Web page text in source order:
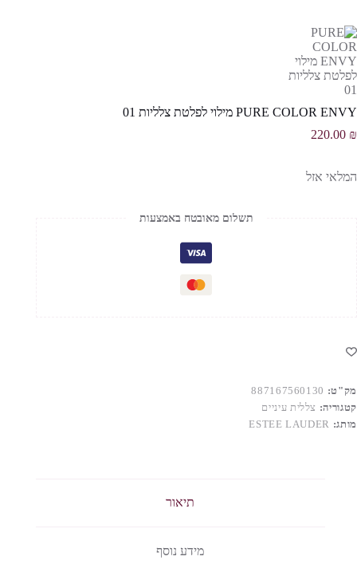
PURE COLOR ENVY מילוי לפלטת צלליות 01
220.00 ₪
המלאי אזל
תשלום מאובטח באמצעות
מק"ט: 887167560130
קטגוריה: צללית עיניים
מותג: ESTEE LAUDER
תיאור
מידע נוסף